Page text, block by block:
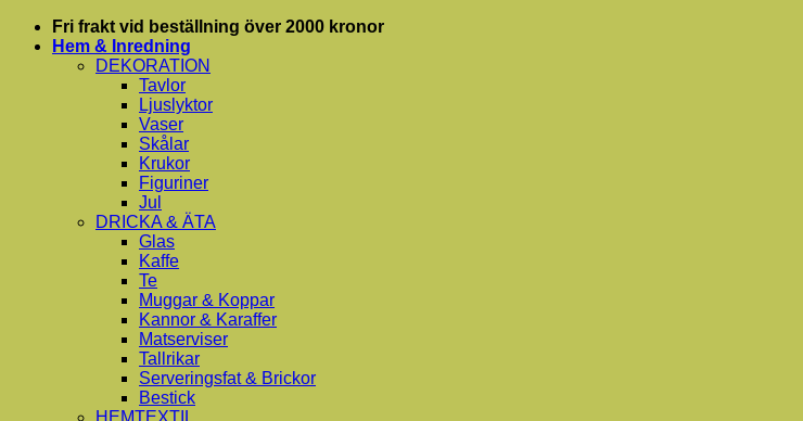
Skip
Fri frakt vid beställning över 2000 kronor
Hem & Inredning
DEKORATION
Tavlor
Ljuslyktor
Vaser
Skålar
Krukor
Figuriner
Jul
DRICKA & ÄTA
Glas
Kaffe
Te
Muggar & Koppar
Kannor & Karaffer
Matserviser
Tallrikar
Serveringsfat & Brickor
Bestick
HEMTEXTIL